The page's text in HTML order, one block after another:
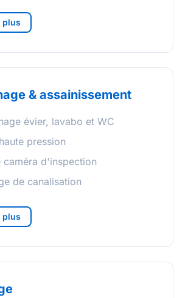
plus
& assainissement
évier, lavabo et WC
pression
caméra d'inspection
de canalisation
plus